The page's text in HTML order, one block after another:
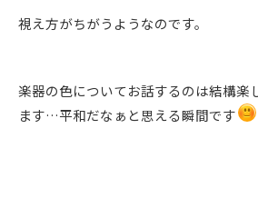
視え方がちがうようなのです。
楽器の色についてお話するのは結構楽
ます…平和だなぁと思える瞬間です